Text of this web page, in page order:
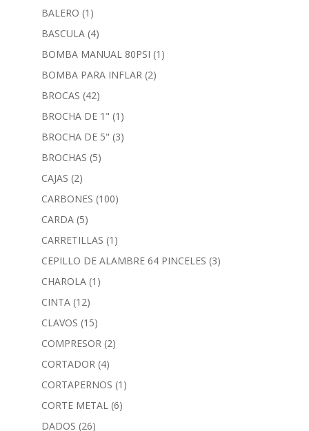
BALERO (1)
BASCULA (4)
BOMBA MANUAL 80PSI (1)
BOMBA PARA INFLAR (2)
BROCAS (42)
BROCHA DE 1" (1)
BROCHA DE 5" (3)
BROCHAS (5)
CAJAS (2)
CARBONES (100)
CARDA (5)
CARRETILLAS (1)
CEPILLO DE ALAMBRE 64 PINCELES (3)
CHAROLA (1)
CINTA (12)
CLAVOS (15)
COMPRESOR (2)
CORTADOR (4)
CORTAPERNOS (1)
CORTE METAL (6)
DADOS (26)